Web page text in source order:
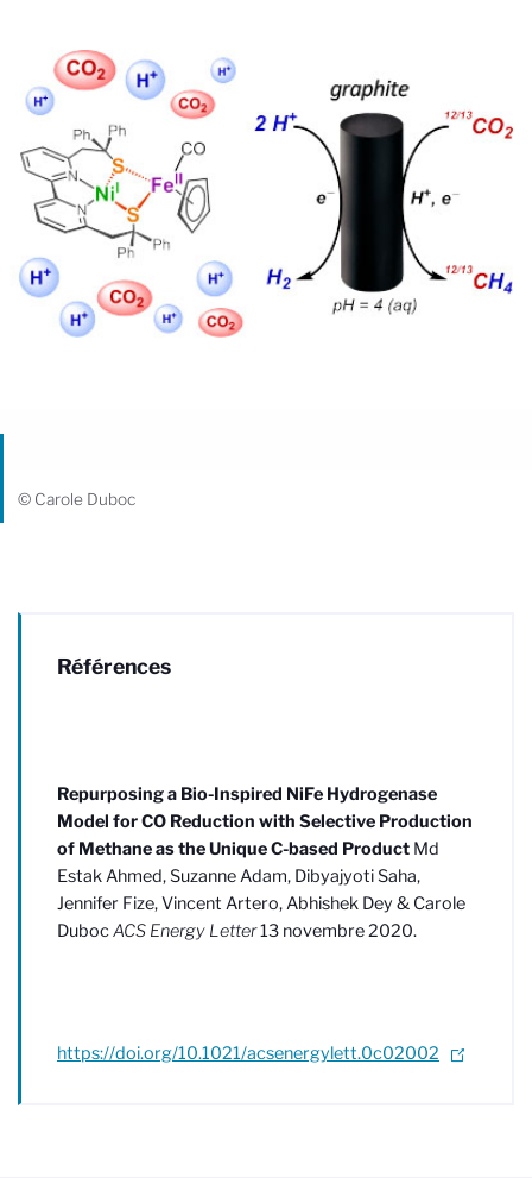
© Carole Duboc
Références
Repurposing a Bio-Inspired NiFe Hydrogenase
Model for CO Reduction with Selective Production
of Methane as the Unique C-based Product Md
Estak Ahmed, Suzanne Adam, Dibyajyoti Saha,
Jennifer Fize, Vincent Artero, Abhishek Dey & Carole
DubocACS Energy Letter13 novembre 2020.
https://doi.org/10.1021/acsenergylett.0c02002